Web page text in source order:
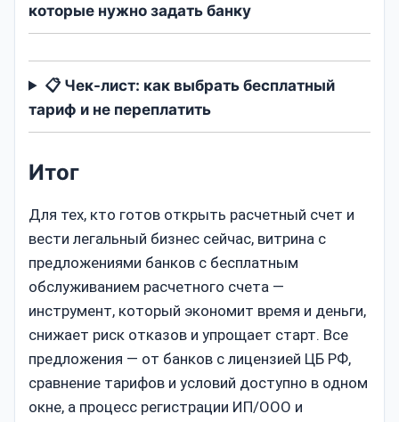
которые нужно задать банку
📋 Чек-лист: как выбрать бесплатный
тариф и не переплатить
Итог
Для тех, кто готов открыть расчетный счет и
вести легальный бизнес сейчас, витрина с
предложениями банков с бесплатным
обслуживанием расчетного счета —
инструмент, который экономит время и деньги,
снижает риск отказов и упрощает старт. Все
предложения — от банков с лицензией ЦБ РФ,
сравнение тарифов и условий доступно в одном
окне, а процесс регистрации ИП/ООО и